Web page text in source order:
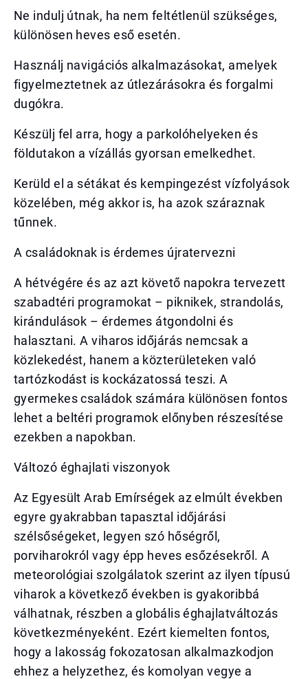
Ne indulj útnak, ha nem feltétlenül szükséges,
különösen heves eső esetén.
Használj navigációs alkalmazásokat, amelyek
figyelmeztetnek az útlezárásokra és forgalmi
dugókra.
Készülj fel arra, hogy a parkolóhelyeken és
földutakon a vízállás gyorsan emelkedhet.
Kerüld el a sétákat és kempingezést vízfolyások
közelében, még akkor is, ha azok száraznak
tűnnek.
A családoknak is érdemes újratervezni
A hétvégére és az azt követő napokra tervezett
szabadtéri programokat – piknikek, strandolás,
kirándulások – érdemes átgondolni és
halasztani. A viharos időjárás nemcsak a
közlekedést, hanem a közterületeken való
tartózkodást is kockázatossá teszi. A
gyermekes családok számára különösen fontos
lehet a beltéri programok előnyben részesítése
ezekben a napokban.
Változó éghajlati viszonyok
Az Egyesült Arab Emírségek az elmúlt években
egyre gyakrabban tapasztal időjárási
szélsőségeket, legyen szó hőségről,
porviharokról vagy épp heves esőzésekről. A
meteorológiai szolgálatok szerint az ilyen típusú
viharok a következő években is gyakoribbá
válhatnak, részben a globális éghajlatváltozás
következményeként. Ezért kiemelten fontos,
hogy a lakosság fokozatosan alkalmazkodjon
ehhez a helyzethez, és komolyan vegye a